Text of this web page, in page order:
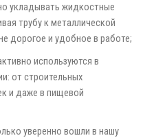
укладывать жидкостные
трубу к металлической
дорогое и удобное в работе;
используются в
от строительных
и даже в пищевой
уверенно вошли в нашу